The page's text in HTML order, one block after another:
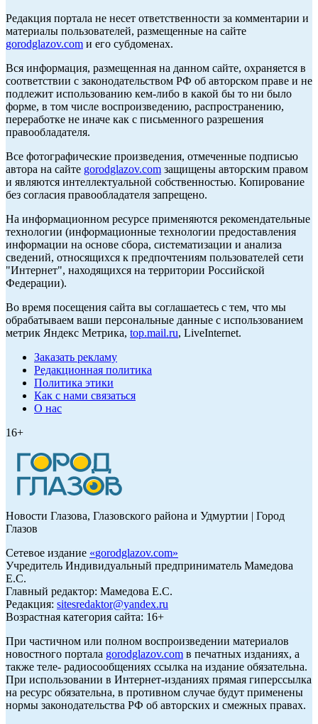
Редакция портала не несет ответственности за комментарии и
материалы пользователей, размещенные на сайте
gorodglazov.com и его субдоменах.
Вся информация, размещенная на данном сайте, охраняется в
соответствии с законодательством РФ об авторском праве и не
подлежит использованию кем-либо в какой бы то ни было
форме, в том числе воспроизведению, распространению,
переработке не иначе как с письменного разрешения
правообладателя.
Все фотографические произведения, отмеченные подписью
автора на сайте gorodglazov.com защищены авторским правом
и являются интеллектуальной собственностью. Копирование
без согласия правообладателя запрещено.
На информационном ресурсе применяются рекомендательные
технологии (информационные технологии предоставления
информации на основе сбора, систематизации и анализа
сведений, относящихся к предпочтениям пользователей сети
"Интернет", находящихся на территории Российской
Федерации).
Во время посещения сайта вы соглашаетесь с тем, что мы
обрабатываем ваши персональные данные с использованием
метрик Яндекс Метрика, top.mail.ru, LiveInternet.
Заказать рекламу
Редакционная политика
Политика этики
Как с нами связаться
О нас
16+
Новости Глазова, Глазовского района и Удмуртии | Город
Глазов
Сетевое издание «gorodglazov.com»
Учредитель Индивидуальный предприниматель Мамедова
Е.С.
Главный редактор: Мамедова Е.С.
Редакция: sitesredaktor@yandex.ru
Возрастная категория сайта: 16+
При частичном или полном воспроизведении материалов
новостного портала gorodglazov.com в печатных изданиях, а
также теле- радиосообщениях ссылка на издание обязательна.
При использовании в Интернет-изданиях прямая гиперссылка
на ресурс обязательна, в противном случае будут применены
нормы законодательства РФ об авторских и смежных правах.